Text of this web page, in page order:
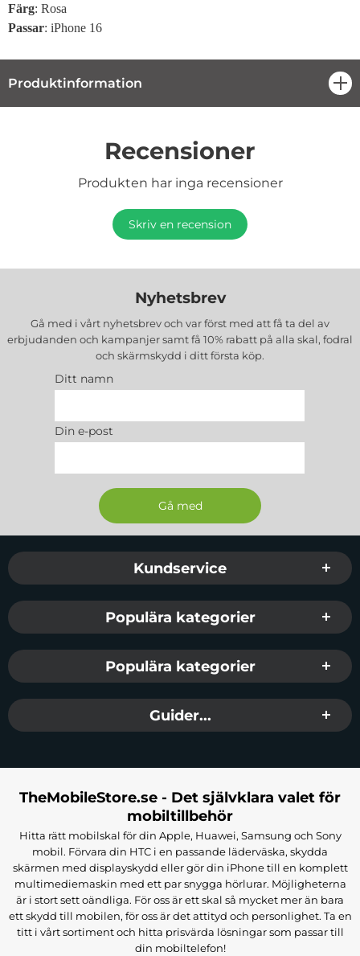
Färg: Rosa
Passar: iPhone 16
Produktinformation
Recensioner
Produkten har inga recensioner
Skriv en recension
Nyhetsbrev
Gå med i vårt nyhetsbrev och var först med att få ta del av
erbjudanden och kampanjer samt få 10% rabatt på alla skal, fodral
och skärmskydd i ditt första köp.
Ditt namn
Din e-post
Sidfot Blandad info och länkar
Kundservice
Populära kategorier
Populära kategorier
Guider...
TheMobileStore.se - Det självklara valet för
mobiltillbehör
Hitta rätt mobilskal för din Apple, Huawei, Samsung och Sony
mobil. Förvara din HTC i en passande läderväska, skydda
skärmen med displayskydd eller gör din iPhone till en komplett
multimediemaskin med ett par snygga hörlurar. Möjligheterna
är i stort sett oändliga. För oss är ett skal så mycket mer än bara
ett skydd till mobilen, för oss är det attityd och personlighet. Ta en
titt i vårt sortiment och hitta prisvärda lösningar som passar till
din mobiltelefon!